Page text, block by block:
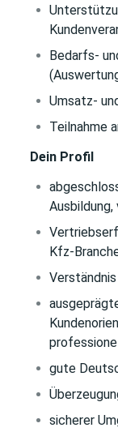
Bedarfs-
Umsatz-
Teilnahme
Dein Profil
Kfz-
gute
sicherer